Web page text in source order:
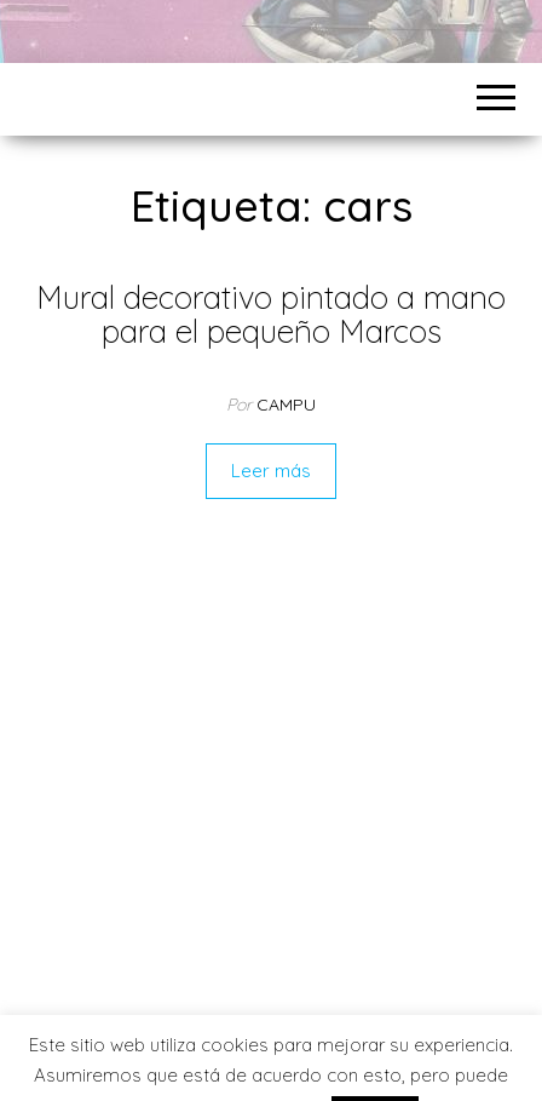
Etiqueta: cars
Mural decorativo pintado a mano
para el pequeño Marcos
Por CAMPU
Leer más
Este sitio web utiliza cookies para mejorar su experiencia.
Asumiremos que está de acuerdo con esto, pero puede